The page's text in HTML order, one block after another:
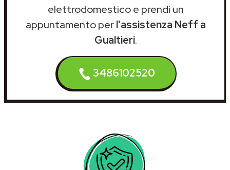
elettrodomestico e prendi un
appuntamento perl'assistenza Neff a
Gualtieri.
3486102520